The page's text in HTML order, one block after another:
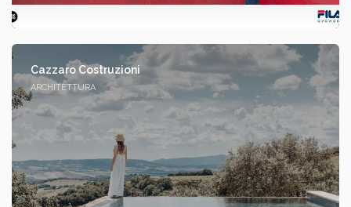
Cazzaro Costruzioni
ARCHITETTURA